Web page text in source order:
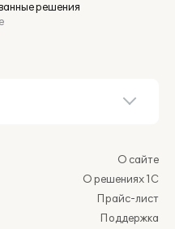
решения
О сайте
О решениях 1С
Прайс-лист
Поддержка